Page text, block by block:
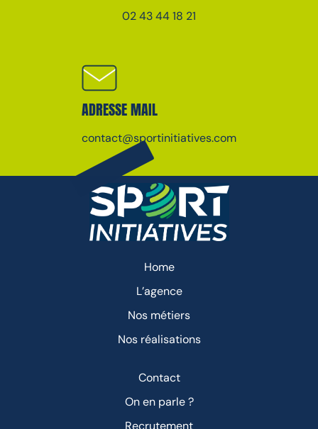
02 43 44 18 21
ADRESSE MAIL
contact@sportinitiatives.com
Home
L’agence
Nos métiers
Nos réalisations
Contact
On en parle ?
Recrutement